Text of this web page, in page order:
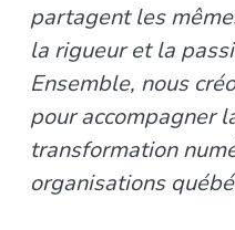
partagent les
la rigueur et la
Ensemble, nous
pour accompagner
transformation
organisations